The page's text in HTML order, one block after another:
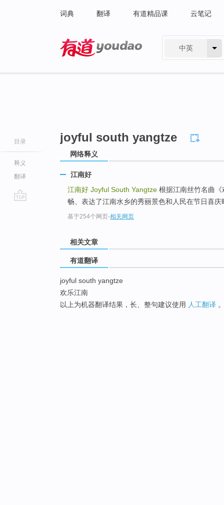
词典 翻译 有道精品课 云笔记
中英
目录
释义
翻译
joyful south yangtze
网络释义
江南好
江南好 Joyful South Yangtze 根据江南丝竹名曲
畅、表达了江南水乡的秀丽景色和人民在节日喜庆
基于254个网页-相关网页
相关文章
有道翻译
joyful south yangtze
欢乐江南
以上为机器翻译结果，长、整句建议使用 人工翻译